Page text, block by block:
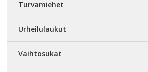
Turvamiehet
Urheilulaukut
Vaihtosukat